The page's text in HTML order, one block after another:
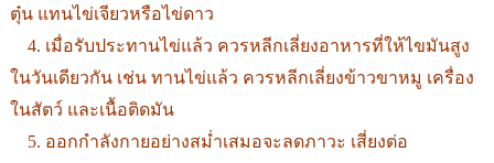
ตุ๋น แทนไข่เจียวหรือไข่ดาว
4. เมื่อรับประทานไข่แล้ว ควรหลีกเลี่ยงอาหารที่ให้ไขมันสูง
ในวันเดียวกัน เช่น ทานไข่แล้ว ควรหลีกเลี่ยงข้าวขาหมู เครื่อง
ในสัตว์ และเนื้อติดมัน
5. ออกกำลังกายอย่างสม่ำเสมอจะลดภาวะ เสี่ยงต่อ